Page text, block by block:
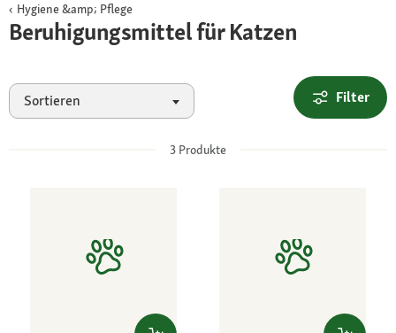
Hygiene &amp; Pflege
Beruhigungsmittel für Katzen
Sortieren Filter
3 Produkte